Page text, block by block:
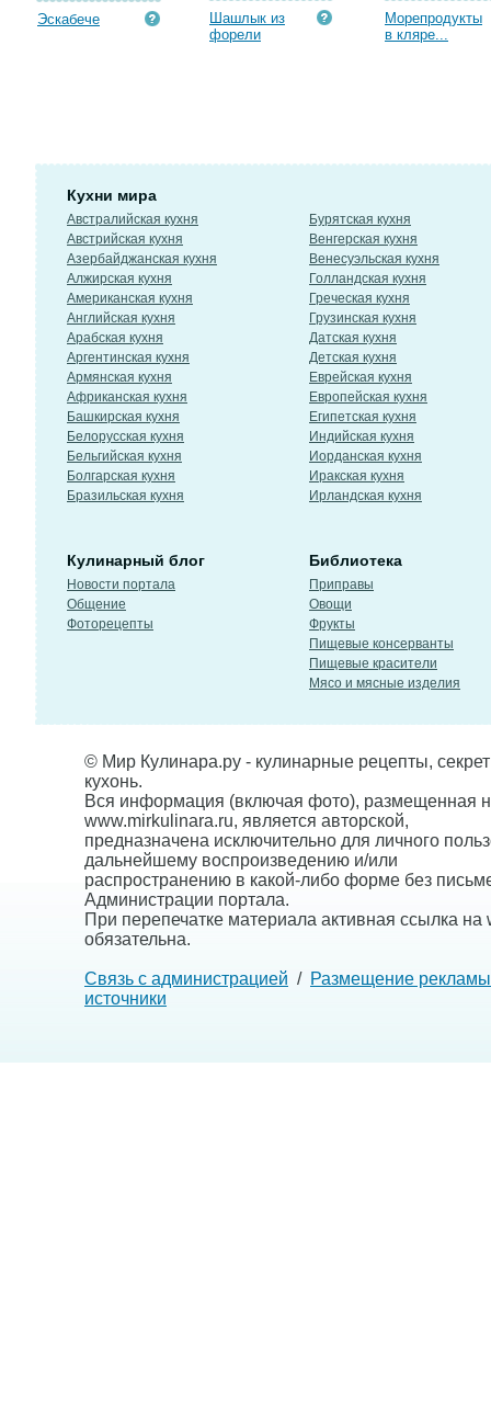
Эскабече
Шашлык из
форели
Морепродукты
в кляре...
Кухни мира
Австралийская кухня
Австрийская кухня
Азербайджанская кухня
Алжирская кухня
Американская кухня
Английская кухня
Арабская кухня
Аргентинская кухня
Армянская кухня
Африканская кухня
Башкирская кухня
Белорусская кухня
Бельгийская кухня
Болгарская кухня
Бразильская кухня
Бурятская кухня
Венгерская кухня
Венесуэльская кухня
Голландская кухня
Греческая кухня
Грузинская кухня
Датская кухня
Детская кухня
Еврейская кухня
Европейская кухня
Египетская кухня
Индийская кухня
Иорданская кухня
Иракская кухня
Ирландская кухня
Кулинарный блог
Новости портала
Общение
Фоторецепты
Библиотека
Приправы
Овощи
Фрукты
Пищевые консерванты
Пищевые красители
Мясо и мясные изделия
© Мир Кулинара.ру - кулинарные рецепты,
кухонь.
Вся информация (включая фото), размещенная
www.mirkulinara.ru, является авторской,
предназначена исключительно для личного
дальнейшему воспроизведению и/или
распространению в какой-либо форме без
Администрации портала.
При перепечатке материала активная ссылка на
обязательна.
Связь с администрацией / Размещение рекламы
источники